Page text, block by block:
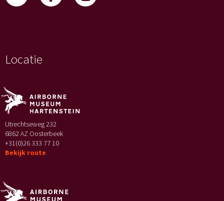
Locatie
Utrechtseweg 232
6862 AZ Oosterbeek
+31(0)26 333 77 10
Bekijk route